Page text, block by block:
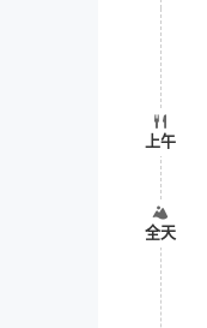
上午
全天